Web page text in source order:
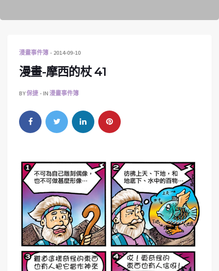
漫畫事件簿 2014-09-10
漫畫-摩西的杖 41
BY保捷 IN 漫畫事件簿